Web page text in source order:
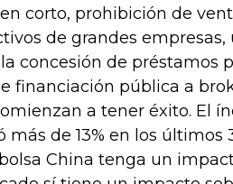
corto, prohibición de
de grandes empresas,
concesión de préstamos
financiación pública a
a tener éxito. El
de 13% en los últimos
China tenga un